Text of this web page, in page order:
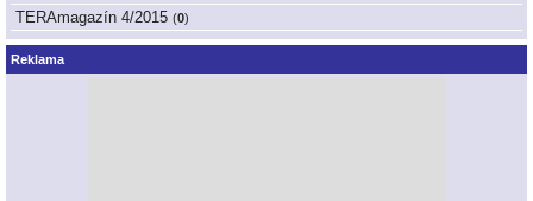
TERAmagazín 4/2015 (0)
Reklama